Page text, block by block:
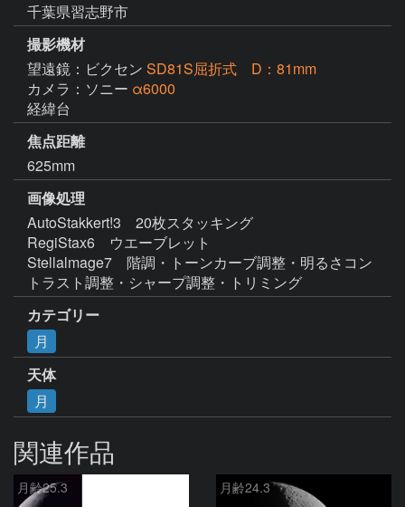
千葉県習志野市
撮影機材
望遠鏡：ビクセン SD81S屈折式 D：81mm
カメラ：ソニー α6000
経緯台
焦点距離
625mm
画像処理
AutoStakkert!3　20枚スタッキング
RegiStax6　ウエーブレット
Stellalmage7　階調・トーンカーブ調整・明るさコン
トラスト調整・シャープ調整・トリミング
カテゴリー
月
天体
月
関連作品
月齢25.3 月齢24.3